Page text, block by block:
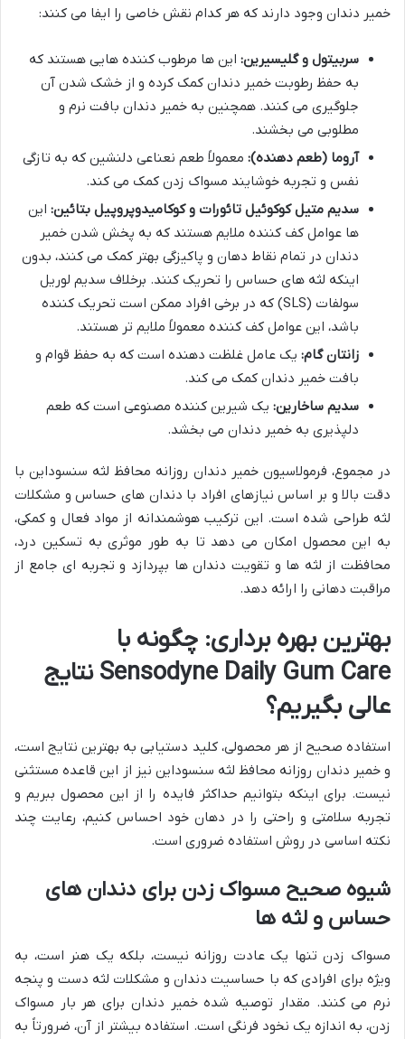
خمیر دندان وجود دارند که هر کدام نقش خاصی را ایفا می کنند:
سربیتول و گلیسیرین: این ها مرطوب کننده هایی هستند که
به حفظ رطوبت خمیر دندان کمک کرده و از خشک شدن آن
جلوگیری می کنند. همچنین به خمیر دندان بافت نرم و
مطلوبی می بخشند.
آروما (طعم دهنده): معمولاً طعم نعناعی دلنشین که به تازگی
نفس و تجربه خوشایند مسواک زدن کمک می کند.
سدیم متیل کوکوئیل تائورات و کوکامیدوپروپیل بتائین: این
ها عوامل کف کننده ملایم هستند که به پخش شدن خمیر
دندان در تمام نقاط دهان و پاکیزگی بهتر کمک می کنند، بدون
اینکه لثه های حساس را تحریک کنند. برخلاف سدیم لوریل
سولفات (SLS) که در برخی افراد ممکن است تحریک کننده
باشد، این عوامل کف کننده معمولاً ملایم تر هستند.
زانتان گام: یک عامل غلظت دهنده است که به حفظ قوام و
بافت خمیر دندان کمک می کند.
سدیم ساخارین: یک شیرین کننده مصنوعی است که طعم
دلپذیری به خمیر دندان می بخشد.
در مجموع، فرمولاسیون خمیر دندان روزانه محافظ لثه سنسوداین با
دقت بالا و بر اساس نیازهای افراد با دندان های حساس و مشکلات
لثه طراحی شده است. این ترکیب هوشمندانه از مواد فعال و کمکی،
به این محصول امکان می دهد تا به طور موثری به تسکین درد،
محافظت از لثه ها و تقویت دندان ها بپردازد و تجربه ای جامع از
مراقبت دهانی را ارائه دهد.
بهترین بهره برداری: چگونه با
Sensodyne Daily Gum Care نتایج
عالی بگیریم؟
استفاده صحیح از هر محصولی، کلید دستیابی به بهترین نتایج است،
و خمیر دندان روزانه محافظ لثه سنسوداین نیز از این قاعده مستثنی
نیست. برای اینکه بتوانیم حداکثر فایده را از این محصول ببریم و
تجربه سلامتی و راحتی را در دهان خود احساس کنیم، رعایت چند
نکته اساسی در روش استفاده ضروری است.
شیوه صحیح مسواک زدن برای دندان های
حساس و لثه ها
مسواک زدن تنها یک عادت روزانه نیست، بلکه یک هنر است، به
ویژه برای افرادی که با حساسیت دندان و مشکلات لثه دست و پنجه
نرم می کنند. مقدار توصیه شده خمیر دندان برای هر بار مسواک
زدن، به اندازه یک نخود فرنگی است. استفاده بیشتر از آن، ضرورتاً به